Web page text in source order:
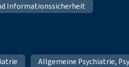
Informationssicherheit
Allgemeine Psychiatrie,